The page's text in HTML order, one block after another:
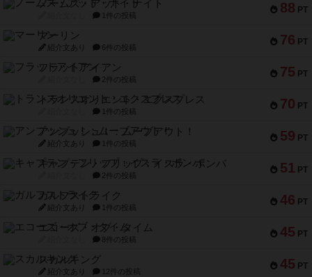
88 PT
ノームズ・アット・ナイト
1件の投稿
76 PT
マーリン
紹介文あり 6件の投稿
75 PT
フラットアイアン
2件の投稿
70 PT
トランスオリエント・エクスプレス
1件の投稿
59 PT
アンブッシュ！：ムーブアウト！
紹介文あり 1件の投稿
51 PT
キャプテン・フリップ：イスラ・ボンバ
2件の投稿
46 PT
ガルフストライク
紹介文あり 1件の投稿
45 PT
エコーズ・オブ・タイム
8件の投稿
45 PT
スカルキング
紹介文あり 12件の投稿